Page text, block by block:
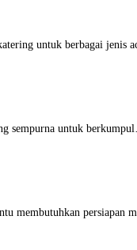
untuk berbagai jenis
sempurna untuk
membutuhkan persiapan